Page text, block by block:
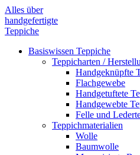
Alles über
handgefertigte
Teppiche
Basiswissen Teppiche
Teppich­arten /
Handgeknüpfte
Flachgewebe
Handgetuftete
Handgewebte
Felle und
Teppich­materialien
Wolle
Baumwolle